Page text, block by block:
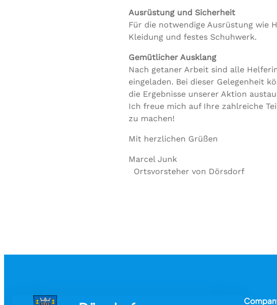
Ausrüstung und Sicherheit
Für die notwendige Ausrüstung wie
Kleidung und festes Schuhwerk.
Gemütlicher Ausklang
Nach getaner Arbeit sind alle
eingeladen. Bei dieser Gelegenheit
die Ergebnisse unserer Aktion
Ich freue mich auf Ihre zahlreiche
zu machen!
Mit herzlichen Grüßen
Marcel Junk
Ortsvorsteher von Dörsdorf